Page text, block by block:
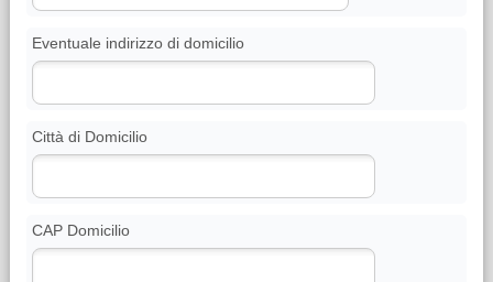
Eventuale indirizzo di domicilio
Città di Domicilio
CAP Domicilio